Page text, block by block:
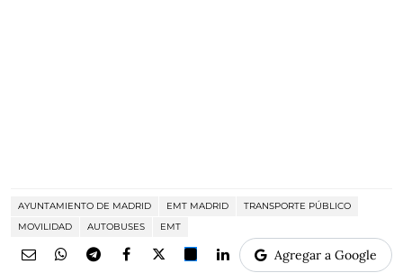
AYUNTAMIENTO DE MADRID EMT MADRID
TRANSPORTE PÚBLICO
MOVILIDAD
AUTOBUSES EMT
Agregar a Google